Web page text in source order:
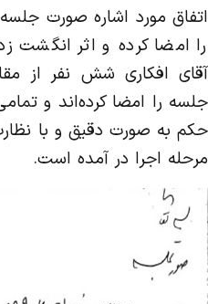
اتفاق مورد اشاره صورت
را امضا کرده و اثر انگشت
آقای افکاری شش نفر از
جلسه را امضا کرده‌اند و
حکم به صورت دقیق و با
مرحله اجرا در آمده است.